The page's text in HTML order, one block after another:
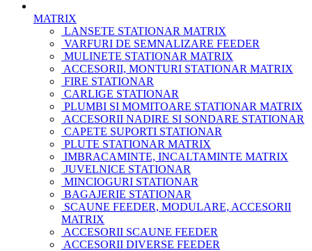
MATRIX
LANSETE STATIONAR MATRIX
VARFURI DE SEMNALIZARE FEEDER
MULINETE STATIONAR MATRIX
ACCESORII, MONTURI STATIONAR MATRIX
FIRE STATIONAR
CARLIGE STATIONAR
PLUMBI SI MOMITOARE STATIONAR MATRIX
ACCESORII NADIRE SI SONDARE STATIONAR
CAPETE SUPORTI STATIONAR
PLUTE STATIONAR MATRIX
IMBRACAMINTE, INCALTAMINTE MATRIX
JUVELNICE STATIONAR
MINCIOGURI STATIONAR
BAGAJERIE STATIONAR
SCAUNE FEEDER, MODULARE, ACCESORII
MATRIX
ACCESORII SCAUNE FEEDER
ACCESORII DIVERSE FEEDER